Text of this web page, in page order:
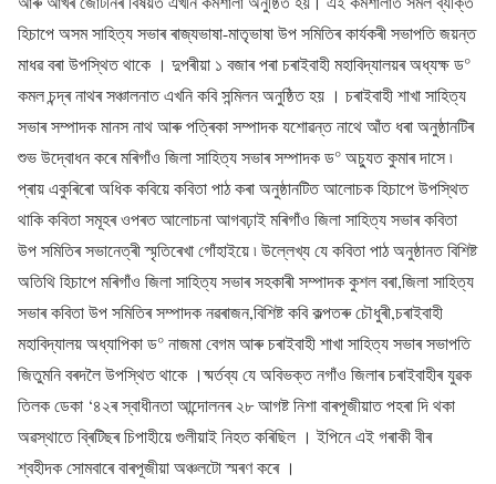
হিচাপে অসম সাহিত্য সভাৰ ৰাজ্যভাষা-মাতৃভাষা উপ সমিতিৰ কাৰ্যকৰী সভাপতি জয়ন্ত
মাধৱ বৰা উপস্থিত থাকে । দুপৰীয়া ১ বজাৰ পৰা চৰাইবাহী মহাবিদ্যালয়ৰ অধ্যক্ষ ড°
কমল চন্দ্ৰ নাথৰ সঞ্চালনাত এখনি কবি সন্মিলন অনুষ্ঠিত হয় । চৰাইবাহী শাখা সাহিত্য
সভাৰ সম্পাদক মানস নাথ আৰু পত্ৰিকা সম্পাদক যশোৱন্ত নাথে আঁত ধৰা অনুষ্ঠানটিৰ
শুভ উদ্বোধন কৰে মৰিগাঁও জিলা সাহিত্য সভাৰ সম্পাদক ড° অচ্যুত কুমাৰ দাসে ৷
প্ৰায় একুৰিৰো অধিক কবিয়ে কবিতা পাঠ কৰা অনুষ্ঠানটিত আলোচক হিচাপে উপস্থিত
থাকি কবিতা সমূহৰ ওপৰত আলোচনা আগবঢ়াই মৰিগাঁও জিলা সাহিত্য সভাৰ কবিতা
উপ সমিতিৰ সভানেত্ৰী স্মৃতিৰেখা গোঁহাইয়ে ৷ উল্লেখ্য যে কবিতা পাঠ অনুষ্ঠানত বিশিষ্ট
অতিথি হিচাপে মৰিগাঁও জিলা সাহিত্য সভাৰ সহকাৰী সম্পাদক কুশল বৰা,জিলা সাহিত্য
সভাৰ কবিতা উপ সমিতিৰ সম্পাদক নৱৰাজন,বিশিষ্ট কবি কল্পতৰু চৌধুৰী,চৰাইবাহী
মহাবিদ্যালয় অধ্যাপিকা ড° নাজমা বেগম আৰু চৰাইবাহী শাখা সাহিত্য সভাৰ সভাপতি
জিতুমনি বৰদলৈ উপস্থিত থাকে ।ষ্মৰ্তব্য যে অবিভক্ত নগাঁও জিলাৰ চৰাইবাহীৰ যুৱক
তিলক ডেকা ‘৪২ৰ স্বাধীনতা আন্দোলনৰ ২৮ আগষ্ট নিশা বাৰপূজীয়াত পহৰা দি থকা
অৱস্থাতে ব্ৰিটিছৰ চিপাহীয়ে গুলীয়াই নিহত কৰিছিল । ইপিনে এই গৰাকী বীৰ
শ্বহীদক সোমবাৰে বাৰপূজীয়া অঞ্চলটো স্মৰণ কৰে ।